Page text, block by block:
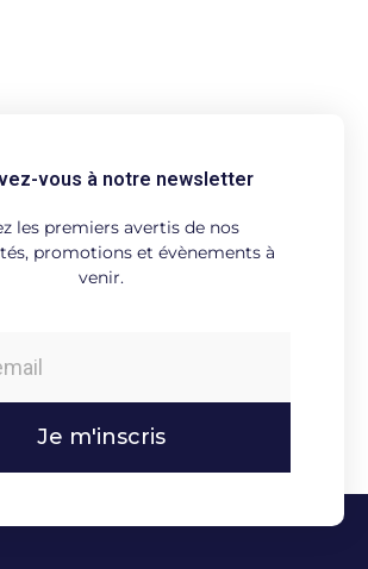
vous à notre newsletter
les premiers avertis de nos
promotions et évènements à
venir.
Je m'inscris